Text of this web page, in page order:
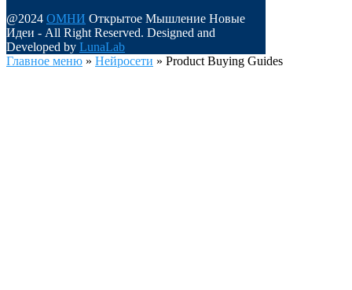
@2024 ОМНИ Открытое Мышление Новые
Идеи - All Right Reserved. Designed and
Developed by LunaLab
Главное меню » Нейросети » Product Buying Guides